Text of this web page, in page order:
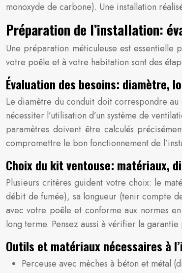
monoxyde de carbone). Une installation
Préparation de l’installation:
Une préparation méticuleuse est essentielle
votre poêle et à votre habitation sont des
Évaluation des besoins: diamètre,
Le diamètre du conduit doit correspondre
nécessiter l’utilisation d’un système de
paramètres doivent être calculés
compromettre le bon fonctionnement de
Choix du kit ventouse: matériaux,
Plusieurs critères guident votre choix: le
débit de fumée), sa longueur (tenir compte
avec votre poêle et conforme aux normes
long terme. Pensez aussi à vérifier la
Outils et matériaux nécessaires à
Perceuse avec mèches à béton et métal